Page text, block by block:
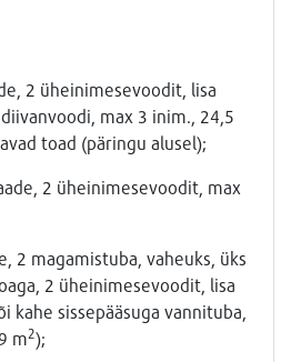
2 üheinimesevoodit, lisa
max 3 inim., 24,5
toad (päringu alusel);
2 üheinimesevoodit, max
2 magamistuba, vaheuks, üks
2 üheinimesevoodit, lisa
kahe sissepääsuga vannituba,
m2);